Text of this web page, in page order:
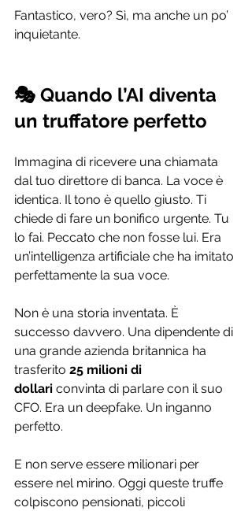
Fantastico, vero? Sì, ma anche un po’
inquietante.
🎭 Quando l’AI diventa
un truffatore perfetto
Immagina di ricevere una chiamata
dal tuo direttore di banca. La voce è
identica. Il tono è quello giusto. Ti
chiede di fare un bonifico urgente. Tu
lo fai. Peccato che non fosse lui. Era
un’intelligenza artificiale che ha imitato
perfettamente la sua voce.
Non è una storia inventata. È
successo davvero. Una dipendente di
una grande azienda britannica ha
trasferito 25 milioni di
dollari convinta di parlare con il suo
CFO. Era un deepfake. Un inganno
perfetto.
E non serve essere milionari per
essere nel mirino. Oggi queste truffe
colpiscono pensionati, piccoli